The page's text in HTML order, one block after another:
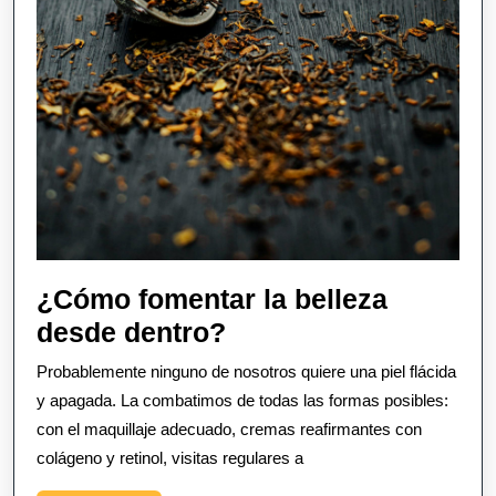
¿Cómo fomentar la belleza
desde dentro?
fomentar
la
belleza
desde
Probablemente ninguno de nosotros quiere una piel flácida
y apagada. La combatimos de todas las formas posibles:
con el maquillaje adecuado, cremas reafirmantes con
colágeno y retinol, visitas regulares a